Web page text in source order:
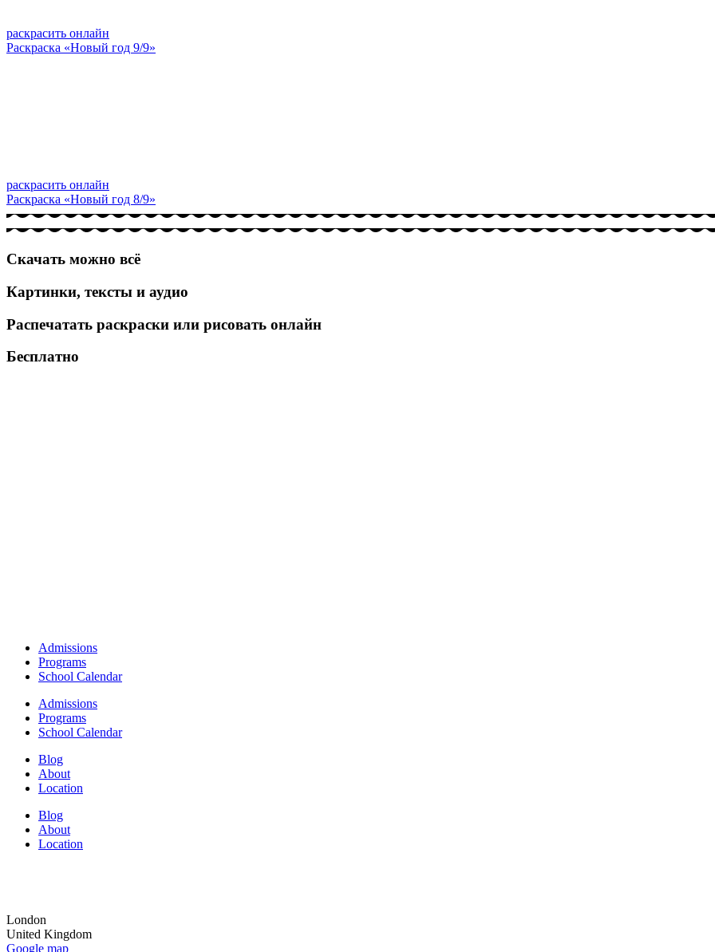
раскрасить онлайн
Раскраска «Новый год 9/9»
раскрасить онлайн
Раскраска «Новый год 8/9»
Скачать можно всё
Картинки, тексты и аудио
Распечатать раскраски или рисовать онлайн
Бесплатно
Admissions
Programs
School Calendar
Admissions
Programs
School Calendar
Blog
About
Location
Blog
About
Location
London
United Kingdom
Google map